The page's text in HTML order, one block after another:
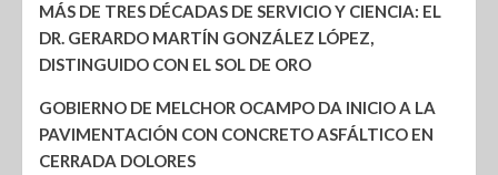
MÁS DE TRES DÉCADAS DE SERVICIO Y CIENCIA: EL
DR. GERARDO MARTÍN GONZÁLEZ LÓPEZ,
DISTINGUIDO CON EL SOL DE ORO
GOBIERNO DE MELCHOR OCAMPO DA INICIO A LA
PAVIMENTACIÓN CON CONCRETO ASFÁLTICO EN
CERRADA DOLORES